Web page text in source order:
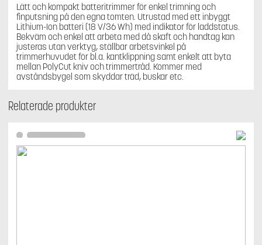
Lätt och kompakt batteritrimmer för enkel trimning och
finputsning på den egna tomten. Utrustad med ett inbyggt
Lithium-Ion batteri (18 V/36 Wh) med indikator för laddstatus.
Bekväm och enkel att arbeta med då skaft och handtag kan
justeras utan verktyg, ställbar arbetsvinkel på
trimmerhuvudet för bl.a. kantklippning samt enkelt att byta
mellan PolyCut kniv och trimmertråd. Kommer med
avståndsbygel som skyddar träd, buskar etc.
Relaterade produkter